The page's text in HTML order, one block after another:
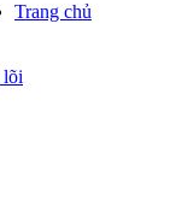
Trang chủ
lõi